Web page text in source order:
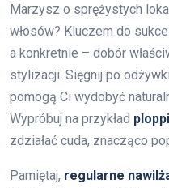
Marzysz o sprężystych
włosów? Kluczem do
a konkretnie – dobór
stylizacji. Sięgnij po
pomogą Ci wydobyć
Wypróbuj na przykład
zdziałać cuda, znacząco
Pamiętaj, regularne